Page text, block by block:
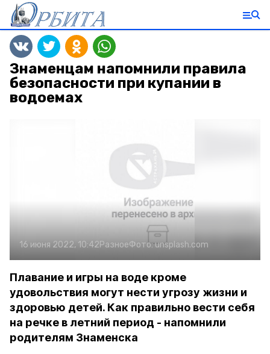
Знаменцам напомнили правила
безопасности при купании в
водоемах
16 июня 2022, 10:42РазноеФото:unsplash.com
Плавание и игры на воде кроме
удовольствия могут нести угрозу жизни и
здоровью детей. Как правильно вести себя
на речке в летний период - напомнили
родителям Знаменска